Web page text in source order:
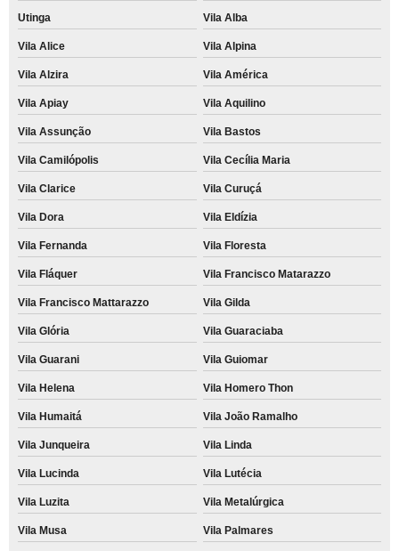
Utinga Vila Alba
Vila Alice Vila Alpina
Vila Alzira Vila América
Vila Apiay Vila Aquilino
Vila Assunção Vila Bastos
Vila Camilópolis Vila Cecília Maria
Vila Clarice Vila Curuçá
Vila Dora Vila Eldízia
Vila Fernanda Vila Floresta
Vila Fláquer Vila Francisco Matarazzo
Vila Francisco Mattarazzo Vila Gilda
Vila Glória Vila Guaraciaba
Vila Guarani Vila Guiomar
Vila Helena Vila Homero Thon
Vila Humaitá Vila João Ramalho
Vila Junqueira Vila Linda
Vila Lucinda Vila Lutécia
Vila Luzita Vila Metalúrgica
Vila Musa Vila Palmares